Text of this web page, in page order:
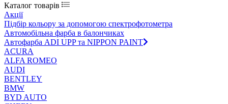
Каталог товарів
Акції
Підбір кольору за допомогою спектрофотометра
Автомобільна фарба в балончиках
Автофарба ADI UPP та NIPPON PAINT
ACURA
ALFA ROMEO
AUDI
BENTLEY
BMW
BYD AUTO